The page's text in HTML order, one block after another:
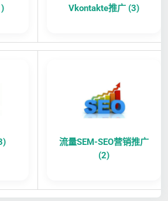
Vkontakte推广 (3)
流量SEM-SEO营销推广
(2)